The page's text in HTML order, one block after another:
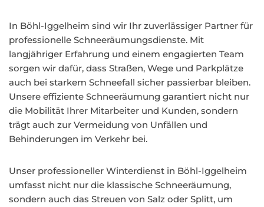
In Böhl-Iggelheim sind wir Ihr zuverlässiger Partner für
professionelle Schneeräumungsdienste. Mit
langjähriger Erfahrung und einem engagierten Team
sorgen wir dafür, dass Straßen, Wege und Parkplätze
auch bei starkem Schneefall sicher passierbar bleiben.
Unsere effiziente Schneeräumung garantiert nicht nur
die Mobilität Ihrer Mitarbeiter und Kunden, sondern
trägt auch zur Vermeidung von Unfällen und
Behinderungen im Verkehr bei.
Unser professioneller Winterdienst in Böhl-Iggelheim
umfasst nicht nur die klassische Schneeräumung,
sondern auch das Streuen von Salz oder Splitt, um